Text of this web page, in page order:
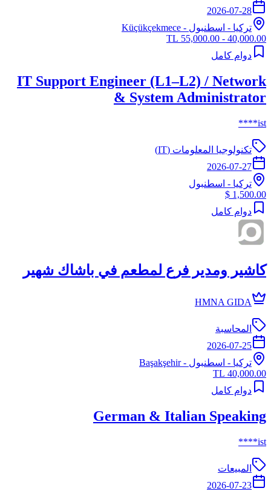
2026-07-28
تركيا - اسطنبول - Küçükçekmece
40,000.00 - 55,000.00 TL
دوام كامل
IT Support Engineer (L1–L2) / Network
& System Administrator
ist****
تكنولوجيا المعلومات (IT)
2026-07-27
تركيا - اسطنبول
1,500.00 $
دوام كامل
كاشير ومدير فرع لمطعم في باشاك شهير
HMNA GIDA
المحاسبة
2026-07-25
تركيا - اسطنبول - Başakşehir
40,000.00 TL
دوام كامل
German & Italian Speaking
ist****
المبيعات
2026-07-23